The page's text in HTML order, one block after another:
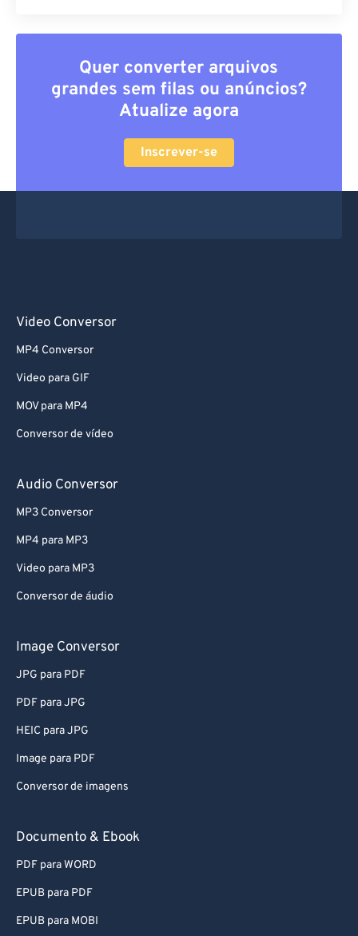
Quer converter arquivos
grandes sem filas ou anúncios?
Atualize agora
Inscrever-se
Video Conversor
MP4 Conversor
Video para GIF
MOV para MP4
Conversor de vídeo
Audio Conversor
MP3 Conversor
MP4 para MP3
Video para MP3
Conversor de áudio
Image Conversor
JPG para PDF
PDF para JPG
HEIC para JPG
Image para PDF
Conversor de imagens
Documento & Ebook
PDF para WORD
EPUB para PDF
EPUB para MOBI